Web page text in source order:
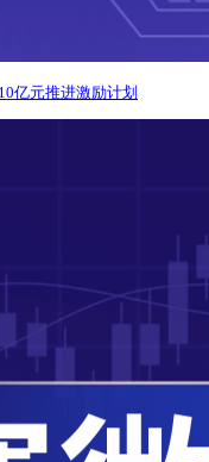
亿元推进激励计划